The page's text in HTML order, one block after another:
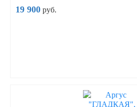
19 900 руб.